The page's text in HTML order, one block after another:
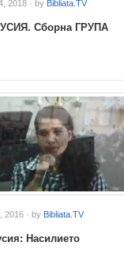
2018 · by Bibliata.TV
Сборна ГРУПА
2016 · by Bibliata.TV
Насилието